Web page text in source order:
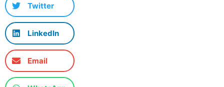
Twitter
LinkedIn
Email